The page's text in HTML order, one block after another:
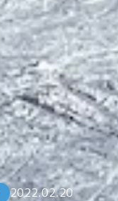
2022.02.20